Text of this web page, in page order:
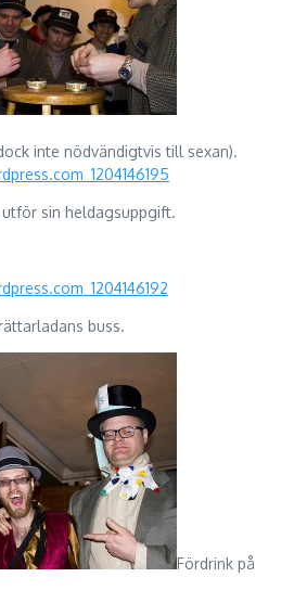
inte nödvändigtvis till sexan).
sin heldagsuppgift.
buss.
Fördrink på